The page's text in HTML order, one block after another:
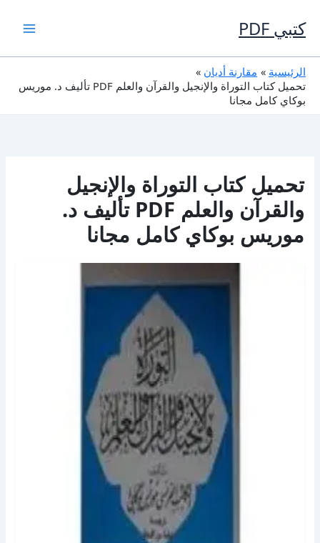
إلى
المحتوى
كتبي PDF
الرئيسية
مقارنة أديان
تحميل كتاب التوراة والإنجيل والقرآن والعلم PDF تأليف د. موريس
بوكاي كامل مجانا
تحميل كتاب التوراة والإنجيل
والقرآن والعلم PDF تأليف د.
موريس بوكاي كامل مجانا